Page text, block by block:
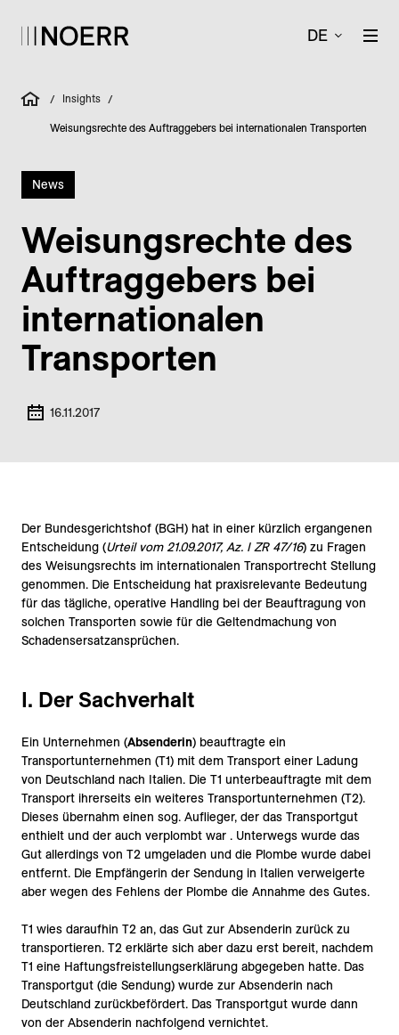
DE
/ Insights /
Weisungsrechte des Auftraggebers bei internationalen Transporten
News
Weisungs­rechte des
Auftrag­gebers bei
internationalen
Transporten
16.11.2017
Der Bundesgerichtshof (BGH) hat in einer kürzlich ergangenen
Entscheidung (Urteil vom 21.09.2017, Az. I ZR 47/16) zu Fragen
des Weisungsrechts im internationalen Transportrecht Stellung
genommen. Die Entscheidung hat praxisrelevante Bedeutung
für das tägliche, operative Handling bei der Beauftragung von
solchen Transporten sowie für die Geltendmachung von
Schadensersatzansprüchen.
I. Der Sachverhalt
Ein Unternehmen (Absenderin) beauftragte ein
Transportunternehmen (T1) mit dem Transport einer Ladung
von Deutschland nach Italien. Die T1 unterbeauftragte mit dem
Transport ihrerseits ein weiteres Transportunternehmen (T2).
Dieses übernahm einen sog. Auflieger, der das Transportgut
enthielt und der auch verplombt war . Unterwegs wurde das
Gut allerdings von T2 umgeladen und die Plombe wurde dabei
entfernt. Die Empfängerin der Sendung in Italien verweigerte
aber wegen des Fehlens der Plombe die Annahme des Gutes.
T1 wies daraufhin T2 an, das Gut zur Absenderin zurück zu
transportieren. T2 erklärte sich aber dazu erst bereit, nachdem
T1 eine Haftungsfreistellungserklärung abgegeben hatte. Das
Transportgut (die Sendung) wurde zur Absenderin nach
Deutschland zurückbefördert. Das Transportgut wurde dann
von der Absenderin nachfolgend vernichtet.